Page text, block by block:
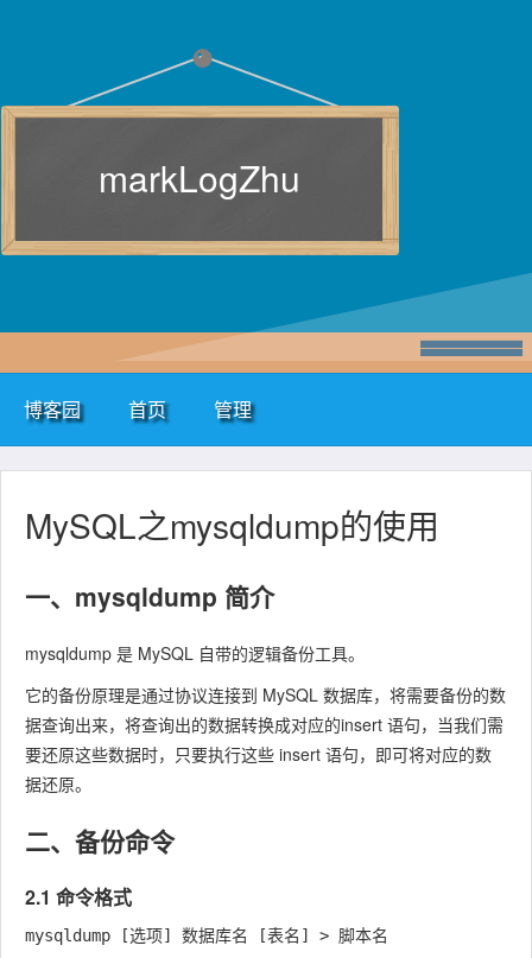
markLogZhu
博客园 首页 管理
MySQL之mysqldump的使用
一、mysqldump 简介
mysqldump 是 MySQL 自带的逻辑备份工具。
它的备份原理是通过协议连接到 MySQL 数据库，将需要备份的数
据查询出来，将查询出的数据转换成对应的insert 语句，当我们需
要还原这些数据时，只要执行这些 insert 语句，即可将对应的数
据还原。
二、备份命令
2.1 命令格式